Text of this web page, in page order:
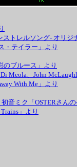
トレルソング- オリジ
テイラー」より
ブルース」より
Meola、John
With Me」より
音ミク「OSTERさん
」より